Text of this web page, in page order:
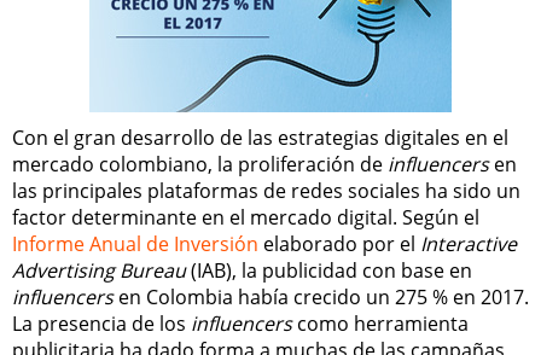
Con el gran desarrollo de las estrategias digitales en el
mercado colombiano, la proliferación de influencersen
las principales plataformas de redes sociales ha sido un
factor determinante en el mercado digital. Según el
Informe Anual de Inversión elaborado por el Interactive
Advertising Bureau(IAB), la publicidad con base en
influencersen Colombia había crecido un 275 % en 2017.
La presencia de los influencerscomo herramienta